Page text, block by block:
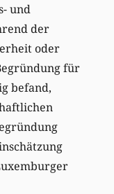
und
der
oder
für
befand,